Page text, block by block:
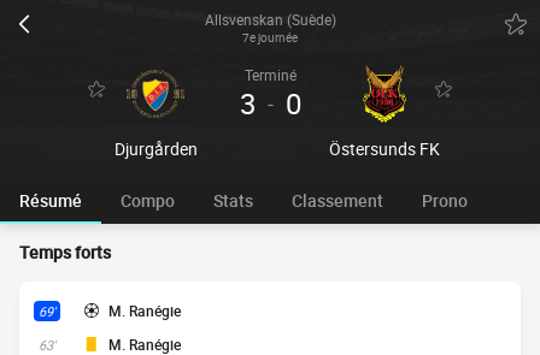
Allsvenskan (Suède)
7e journée
Djurgården
Terminé
3 - 0
Östersunds FK
Résumé Compo Stats Classement Prono
Temps forts
69' M. Ranégie
63' M. Ranégie